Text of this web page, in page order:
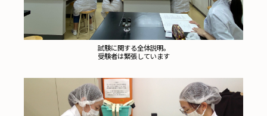
試験に関する全体説明。
受験者は緊張しています